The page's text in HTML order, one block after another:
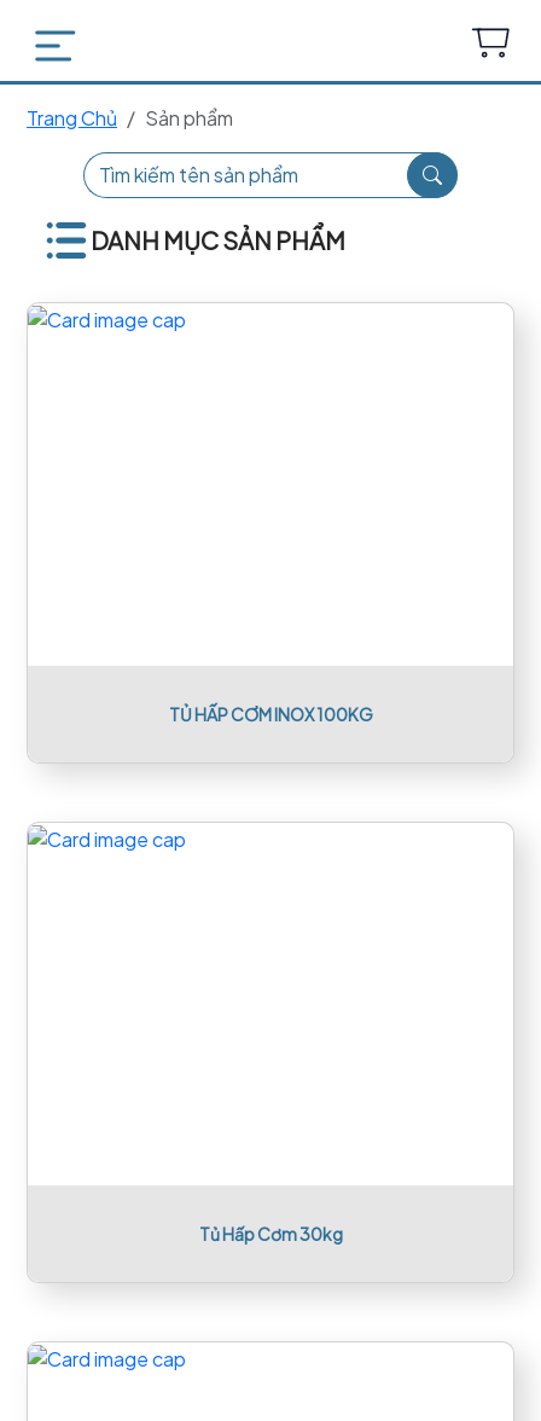
Trang Chủ Sản phẩm
DANH MỤC SẢN PHẨM
TỦ HẤP CƠM INOX 100KG
Tủ Hấp Cơm 30kg